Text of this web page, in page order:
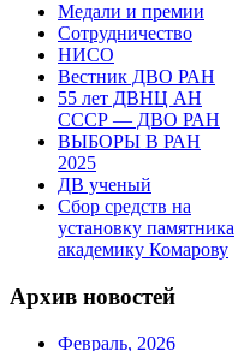
Медали и премии
Сотрудничество
НИСО
Вестник ДВО РАН
55 лет ДВНЦ АН
СССР — ДВО РАН
ВЫБОРЫ В РАН
2025
ДВ ученый
Сбор средств на
установку памятника
академику Комарову
Архив новостей
Февраль, 2026